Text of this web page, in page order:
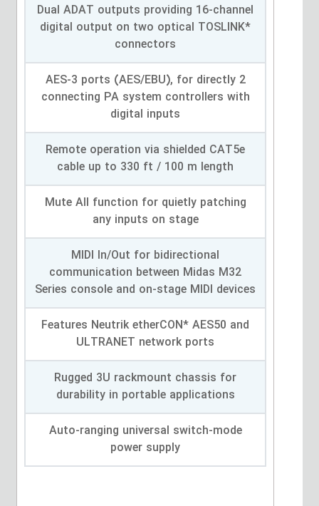
Dual ADAT outputs providing 16-channel
digital output on two optical TOSLINK*
connectors
2 AES-3 ports (AES/EBU), for directly
connecting PA system controllers with
digital inputs
Remote operation via shielded CAT5e
cable up to 330 ft / 100 m length
Mute All function for quietly patching
any inputs on stage
MIDI In/Out for bidirectional
communication between Midas M32
Series console and on-stage MIDI devices
Features Neutrik etherCON* AES50 and
ULTRANET network ports
Rugged 3U rackmount chassis for
durability in portable applications
Auto-ranging universal switch-mode
power supply